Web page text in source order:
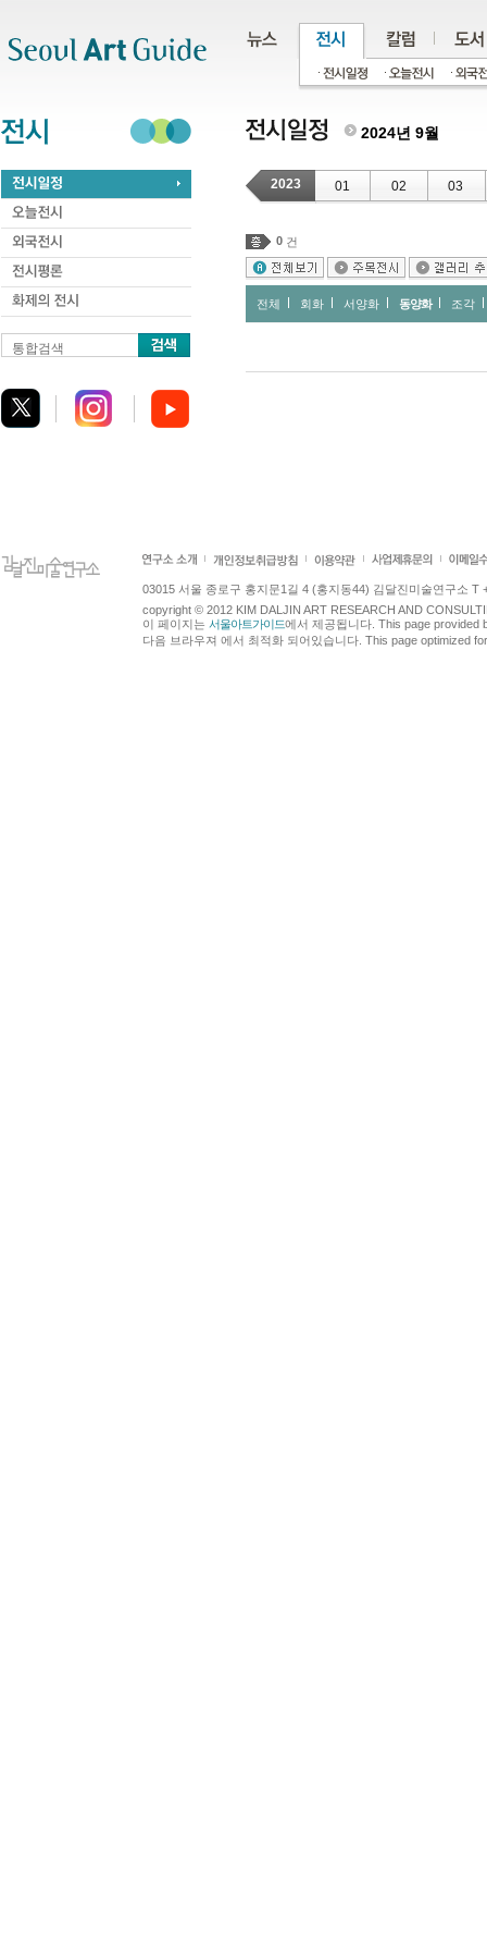
통합검색
2024년 9월
2023 01 02 03
0 건
전체 회화 서양화 동양화 조각
03015 서울 종로구 홍지문1길 4 (홍지동44) 김달진미술연구소 T
copyright © 2012 KIM DALJIN ART RESEARCH AND
이 페이지는 서울아트가이드에서 제공됩니다. This page provided
다음 브라우져 에서 최적화 되어있습니다. This page optimized